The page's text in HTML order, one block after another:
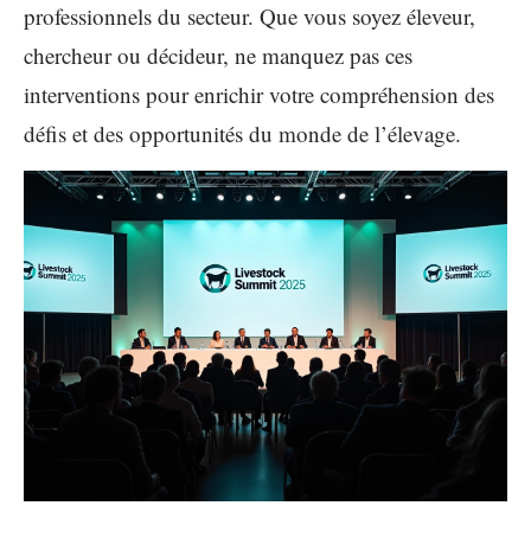
professionnels du secteur. Que vous soyez éleveur,
chercheur ou décideur, ne manquez pas ces
interventions pour enrichir votre compréhension des
défis et des opportunités du monde de l’élevage.